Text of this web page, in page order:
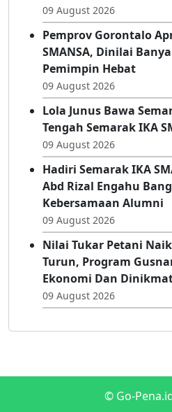
Wahdah Islamiyah
Walk, Perkuat
Hidup Sehat
09 August 2026
Pemprov Gorontalo
SMANSA, Dinilai
Pemimpin Hebat
09 August 2026
Lola Junus Bawa
Tengah Semarak IKA
09 August 2026
Hadiri Semarak IKA
Abd Rizal Engahu
Kebersamaan Alumni
09 August 2026
Nilai Tukar Petani
Turun, Program
Ekonomi Dan